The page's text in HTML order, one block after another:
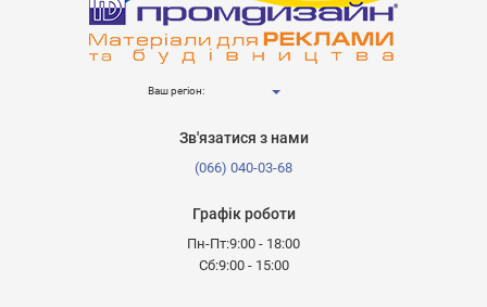
Ваш регіон:
Зв'язатися з нами
(066) 040-03-68
Графік роботи
Пн-Пт:9:00 - 18:00
Сб:9:00 - 15:00